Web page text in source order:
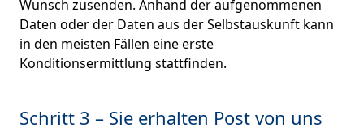
Wunsch zusenden. Anhand der aufgenommenen
Daten oder der Daten aus der Selbstauskunft kann
in den meisten Fällen eine erste
Konditionsermittlung stattfinden.
Schritt 3 – Sie erhalten Post von uns